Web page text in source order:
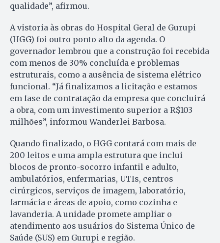
qualidade”, afirmou.
A vistoria às obras do Hospital Geral de Gurupi
(HGG) foi outro ponto alto da agenda. O
governador lembrou que a construção foi recebida
com menos de 30% concluída e problemas
estruturais, como a ausência de sistema elétrico
funcional. “Já finalizamos a licitação e estamos
em fase de contratação da empresa que concluirá
a obra, com um investimento superior a R$103
milhões”, informou Wanderlei Barbosa.
Quando finalizado, o HGG contará com mais de
200 leitos e uma ampla estrutura que inclui
blocos de pronto-socorro infantil e adulto,
ambulatórios, enfermarias, UTIs, centros
cirúrgicos, serviços de imagem, laboratório,
farmácia e áreas de apoio, como cozinha e
lavanderia. A unidade promete ampliar o
atendimento aos usuários do Sistema Único de
Saúde (SUS) em Gurupi e região.